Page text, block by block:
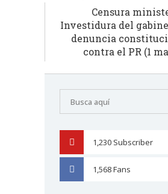
Censura
Investidura del
denuncia
contra el PR (1
1,230 Subscriber
1,568Fans